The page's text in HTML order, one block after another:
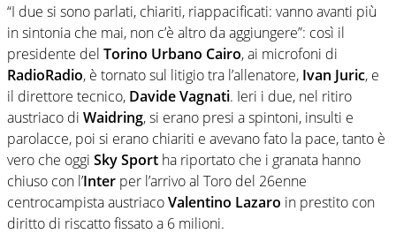
“I due si sono parlati, chiariti, riappacificati: vanno avanti più
in sintonia che mai, non c’è altro da aggiungere”: così il
presidente del Torino Urbano Cairo, ai microfoni di
RadioRadio, è tornato sul litigio tra l’allenatore, Ivan Juric, e
il direttore tecnico, Davide Vagnati. Ieri i due, nel ritiro
austriaco di Waidring, si erano presi a spintoni, insulti e
parolacce, poi si erano chiariti e avevano fato la pace, tanto è
vero che oggi Sky Sport ha riportato che i granata hanno
chiuso con l’Inter per l’arrivo al Toro del 26enne
centrocampista austriacoValentino Lazaro in prestito con
diritto di riscatto fissato a 6 milioni.